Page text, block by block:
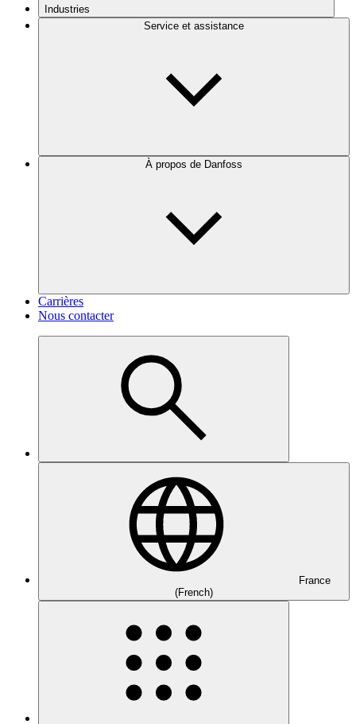
Industries
Service et assistance
À propos de Danfoss
Carrières
Nous contacter
France
(French)